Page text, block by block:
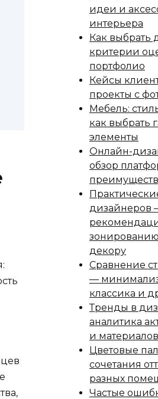
идеи и
интерьера
Как выбрать
критерии
портфолио
Кейсы
проекты с
Мебель:
как выбрать
элементы
Онлайн-
обзор
дизайнеров
декору
Сравнение
—
классика и
Тренды в
аналитика
и материалов
Цветовые
сочетания
разных
Частые